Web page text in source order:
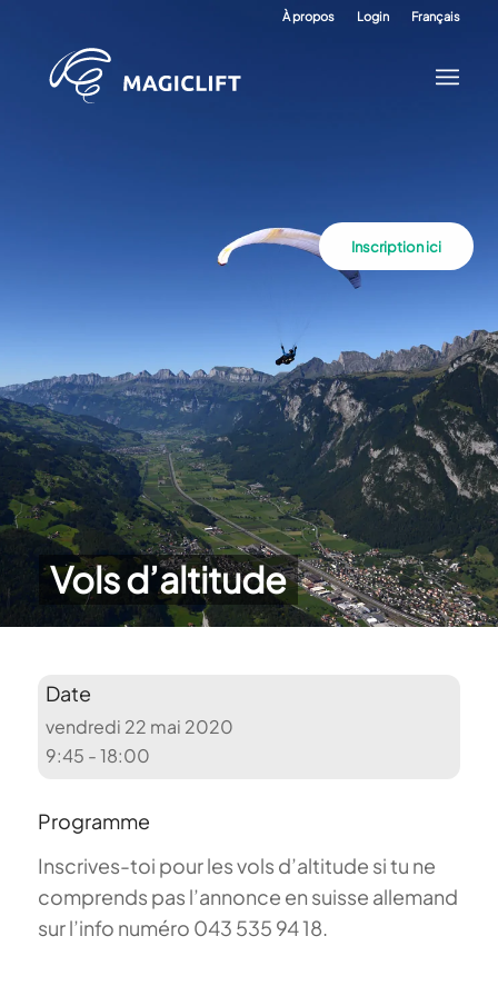
À propos Login Français
Vols d’altitude
Inscription ici
Date
vendredi 22 mai 2020
9:45 - 18:00
Programme
Inscrives-toi pour les vols d’altitude si tu ne
comprends pas l’annonce en suisse allemand
sur l’info numéro 043 535 94 18.